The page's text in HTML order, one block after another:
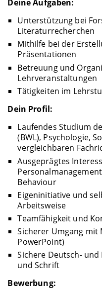
Deine Aufgaben:
Unterstützung bei
Literaturrecherchen
Mithilfe bei der
Präsentationen
Betreuung und
Lehrveranstaltungen
Tätigkeiten im
Dein Profil:
Laufendes Studium
(BWL), Psychologie,
vergleichbaren
Ausgeprägtes
Behaviour
Eigeninitiative und
Arbeitsweise
Teamfähigkeit und
Sicherer Umgang mit
PowerPoint)
Sichere Deutsch-
und Schrift
Bewerbung: